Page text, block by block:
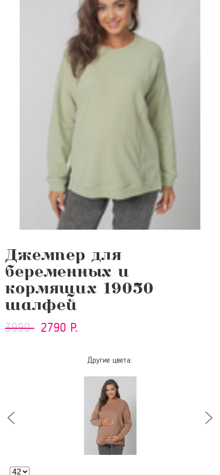
Джемпер для
беременных и
кормящих 19050
шалфей
3990 2790 Р.
Другие цвета: